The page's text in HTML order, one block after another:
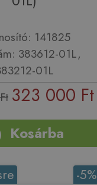
141825
383612-01L,
01L
323 000 Ft
Kosárba
-5%